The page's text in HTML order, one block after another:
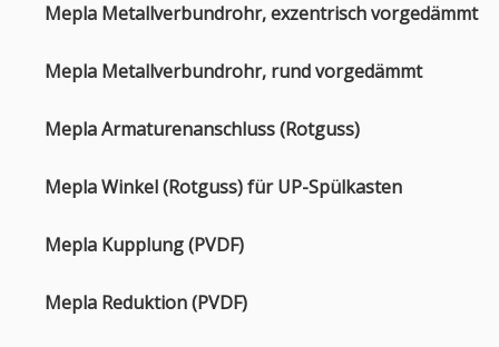
Mepla Metallverbundrohr, exzentrisch vorgedämmt
Mepla Metallverbundrohr, rund vorgedämmt
Mepla Armaturenanschluss (Rotguss)
Mepla Winkel (Rotguss) für UP-Spülkasten
Mepla Kupplung (PVDF)
Mepla Reduktion (PVDF)